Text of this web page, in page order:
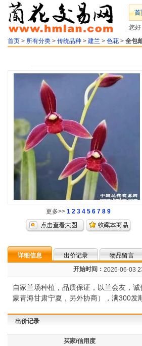
首
您好
首页 > 所有分类 > 传统品种 > 建兰 > 色花 > 全包
更多>> 1 2 3 4 5 6 7 8 9
详细信息 出价记录 物品留言
开始时间： 2026-06-03
自家兰场种植，品质保证，以兰会友，
蒙青海甘肃宁夏，另外协商），满300发
出价记录
买家/信用度